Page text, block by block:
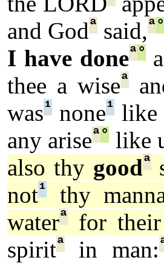
and Godª said,ª°
I have doneª°
thee a wiseª
was¹ none¹like
any ariseª° like
also thy goodª
not¹ thy
waterª for
spiritª in man: